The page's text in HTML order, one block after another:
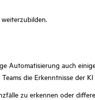
auch
die Erkenntnisse der
zu erkennen oder